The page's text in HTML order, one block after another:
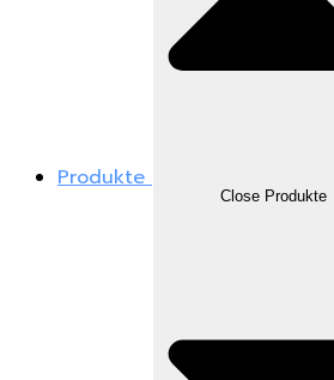
Produkte
Close Produkte